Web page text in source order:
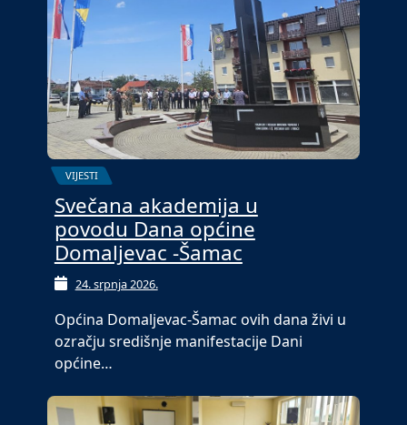
VIJESTI
Svečana akademija u
povodu Dana općine
Domaljevac -Šamac
24. srpnja 2026.
Općina Domaljevac-Šamac ovih dana živi u
ozračju središnje manifestacije Dani
općine…